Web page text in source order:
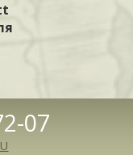
07